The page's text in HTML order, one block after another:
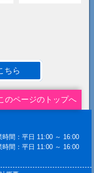
ちら
のページのトップへ
間：平日 11:00 ～ 16:00
間：平日 11:00 ～ 16:00